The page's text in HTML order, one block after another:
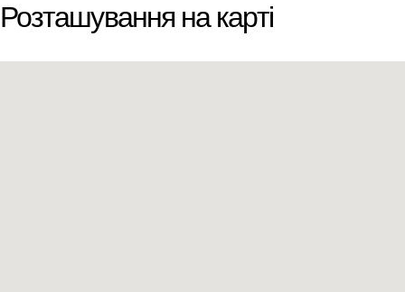
Розташування на карті